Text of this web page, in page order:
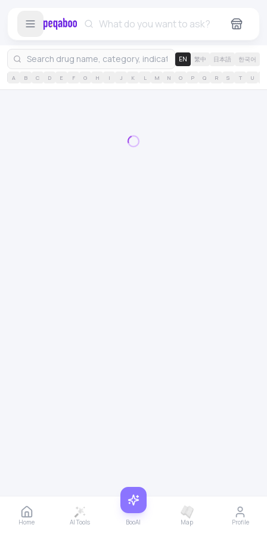
EN 繁中 日本語 한국어
A B C D E F G H I J K L M N O P Q R S T U
Home AI Tools BooAI Map Profile